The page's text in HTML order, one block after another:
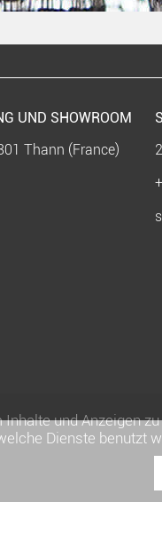
UND SHOWROOM
Thann (France)
und Anzeigen
Dienste benutzt